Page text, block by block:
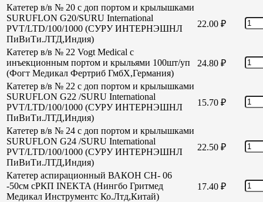
Катетер в/в № 20 с доп портом и крылышками
SURUFLON G20/SURU International
PVT/LTD/100/1000 (СУРУ ИНТЕРНЭШНЛ
ПиВиТи.ЛТД,Индия)
22.00 ₽
Катетер в/в № 22 Vogt Medical с
инъекционным портом и крыльями 100шт/уп
(Фогт Медикал Фертриб ГмбХ,Германия)
24.80 ₽
Катетер в/в № 22 с доп портом и крылышками
SURUFLON G22 /SURU International
PVT/LTD/100/1000 (СУРУ ИНТЕРНЭШНЛ
ПиВиТи.ЛТД,Индия)
15.70 ₽
Катетер в/в № 24 с доп портом и крылышками
SURUFLON G24 /SURU International
PVT/LTD/100/1000 (СУРУ ИНТЕРНЭШНЛ
ПиВиТи.ЛТД,Индия)
22.50 ₽
Катетер аспирационный ВАКОН СН- 06
-50см сРКП INEKTA (Нингбо Гритмед
Медикал Инструментс Ко.Лтд,Китай)
17.40 ₽